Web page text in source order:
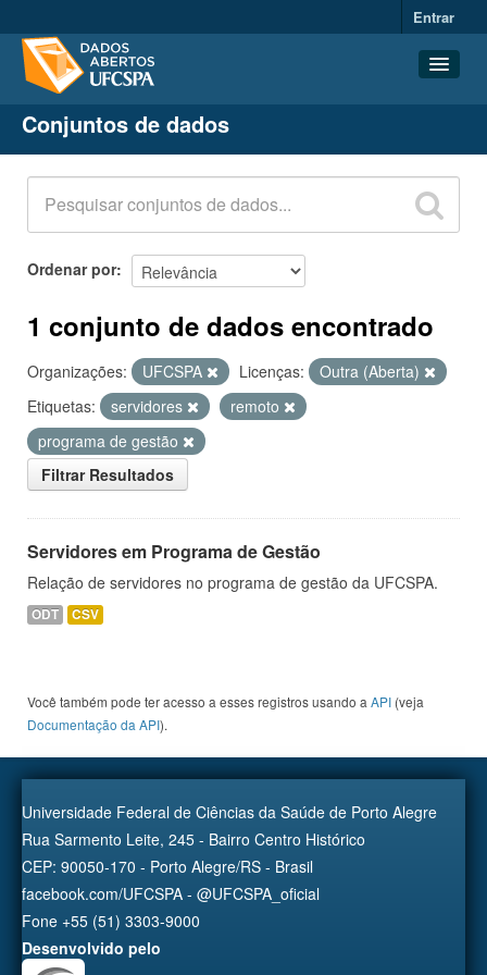
Entrar
Conjuntos de dados
Organizações
Grupos
Sobre
Conjuntos de dados
Ordenar por
1 conjunto de dados encontrado
Organizações: UFCSPA Licenças:
Outra (Aberta)
Etiquetas:
servidores
remoto
programa de gestão
Filtrar Resultados
Servidores em Programa de Gestão
Relação de servidores no programa de gestão da UFCSPA.
ODT CSV
Você também pode ter acesso a esses registros usando a API (veja
Documentação da API).
Universidade Federal de Ciências da Saúde de Porto Alegre
Rua Sarmento Leite, 245 - Bairro Centro Histórico
CEP: 90050-170 - Porto Alegre/RS - Brasil
facebook.com/UFCSPA - @UFCSPA_oficial
Fone +55 (51) 3303-9000
Desenvolvido pelo